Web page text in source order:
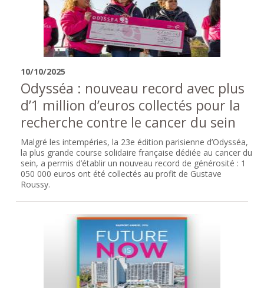
10/10/2025
Odysséa : nouveau record avec plus
d’1 million d’euros collectés pour la
recherche contre le cancer du sein
Malgré les intempéries, la 23e édition parisienne d’Odysséa,
la plus grande course solidaire française dédiée au cancer du
sein, a permis d’établir un nouveau record de générosité : 1
050 000 euros ont été collectés au profit de Gustave
Roussy.